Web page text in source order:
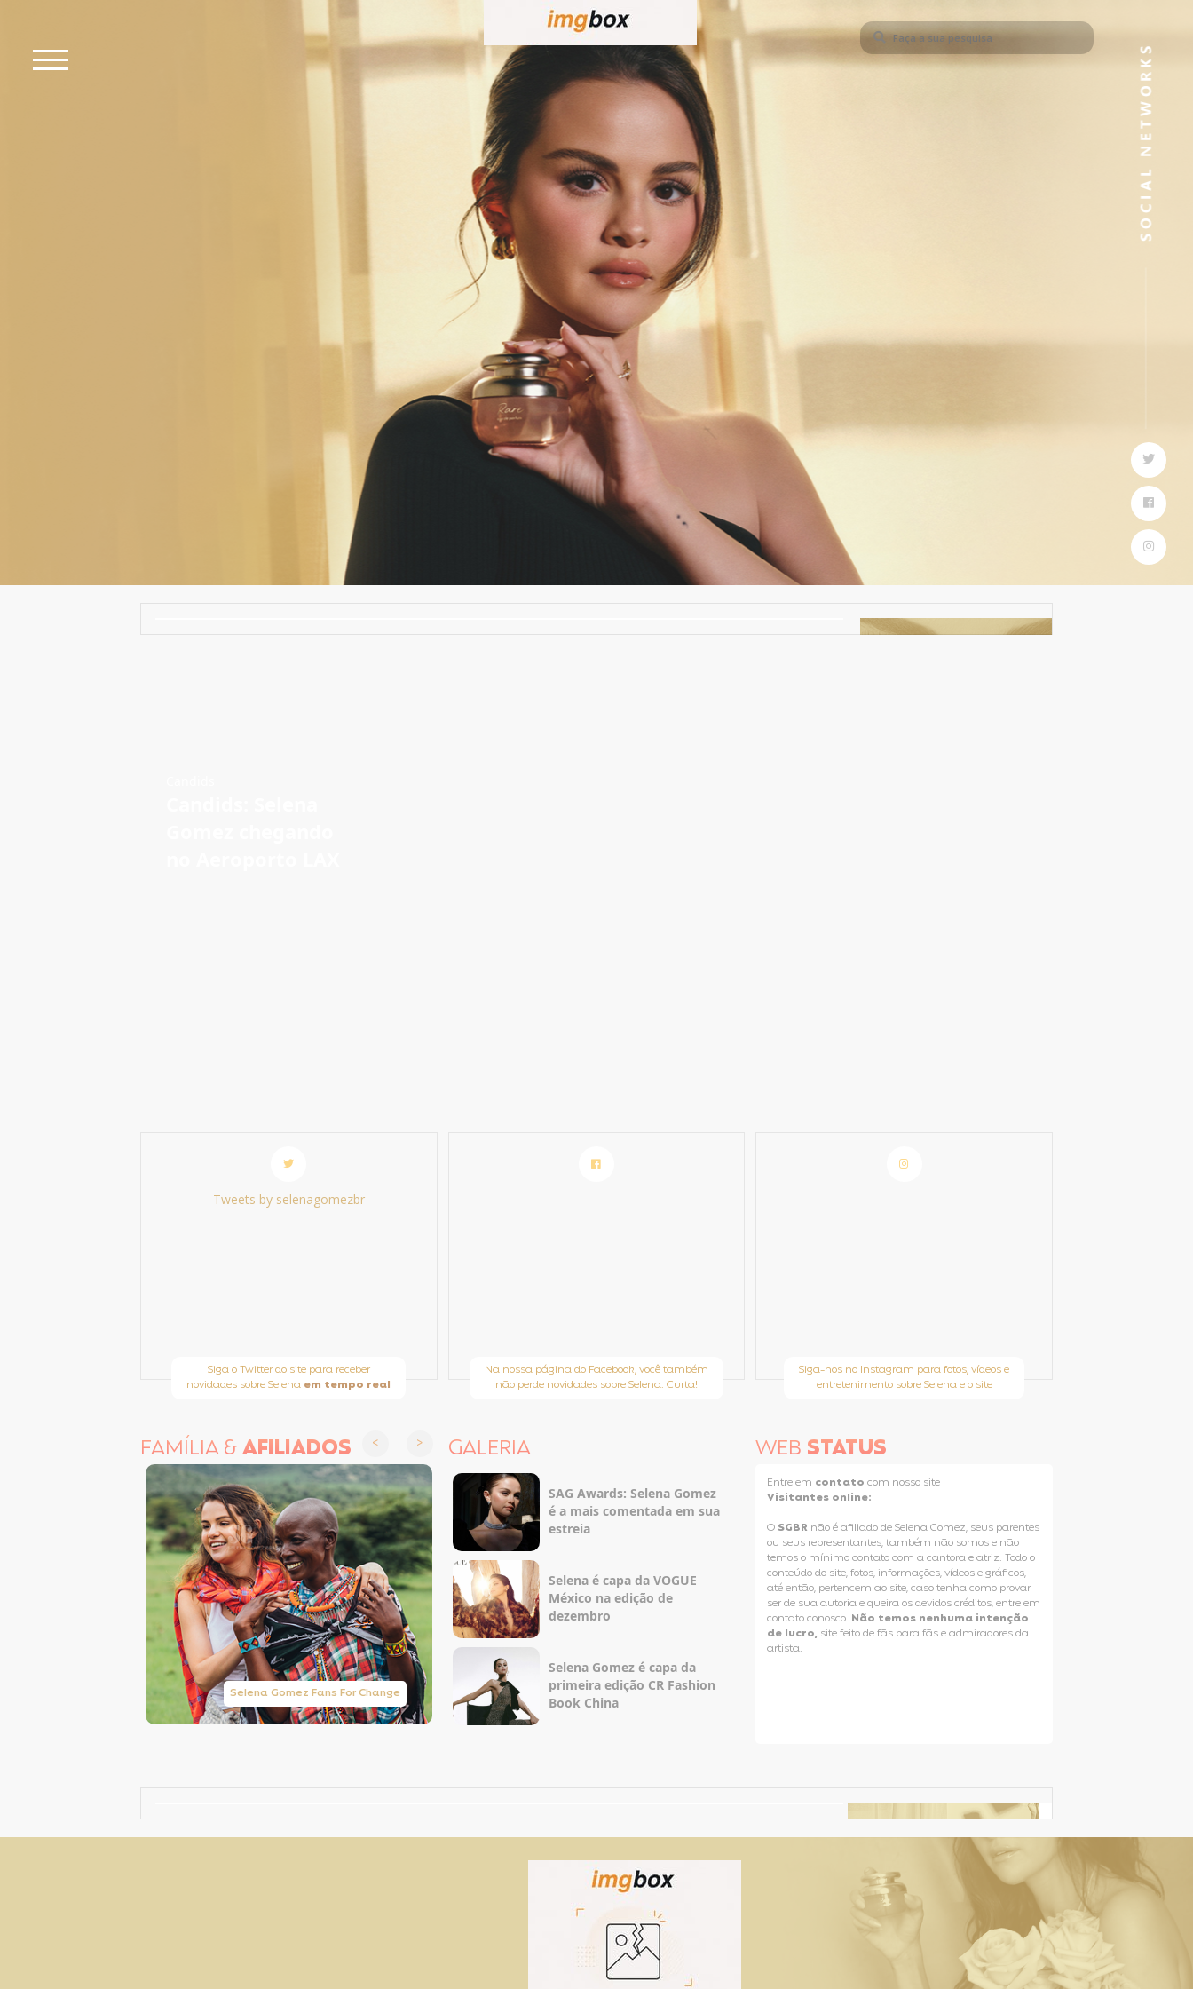
Tweets by selenagomezbr
Siga o Twitter do site para receber
novidades sobre Selena em tempo real
Na nossa página do Facebook, você também
não perde novidades sobre Selena. Curta!
Siga-nos no Instagram para fotos, vídeos e
entretenimento sobre Selena e o site
FAMÍLIA &AFILIADOS
Selena Gomez Fans For Change Taylor Swift Brasil
GALERIA
SAG Awards: Selena Gomez
é a mais comentada em sua
estreia
Selena é capa da VOGUE
México na edição de
dezembro
Selena Gomez é capa da
primeira edição CR Fashion
Book China
WEB STATUS
Entre em contatocom nosso site
Visitantes online:
O SGBR não é afiliado de Selena Gomez, seus parentes
ou seus representantes, também não somos e não
temos o mínimo contato com a cantora e atriz. Todo o
conteúdo do site, fotos, informações, vídeos e gráficos,
até então, pertencem ao site, caso tenha como provar
ser de sua autoria e queira os devidos créditos, entre em
contato conosco. Não temos nenhuma intenção
de lucro, site feito de fãs para fãs e admiradores da
artista.